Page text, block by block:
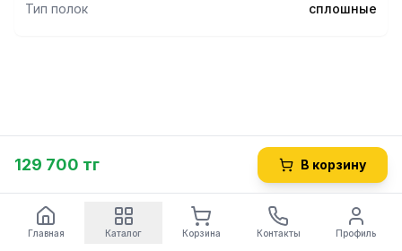
Тип полок сплошные
129 700 тг В корзину
Главная Каталог Корзина Контакты Профиль